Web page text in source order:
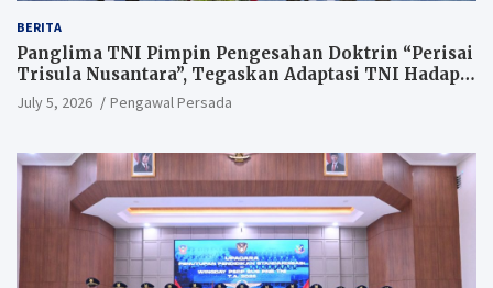
BERITA
Panglima TNI Pimpin Pengesahan Doktrin “Perisai
Trisula Nusantara”, Tegaskan Adaptasi TNI Hadapi
Perang Modern
July 5, 2026 Pengawal Persada